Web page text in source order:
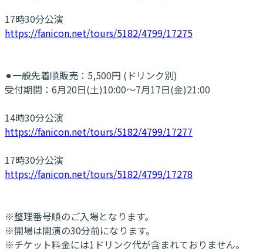
17時30分公演
https://fanicon.net/tours/5182/4799/17275
⚫︎一般先着順販売：5,500円 (ドリンク別)
受付期間：6月20日(土)10:00～7月17日(金)21:00
14時30分公演
https://fanicon.net/tours/5182/4799/17277
17時30分公演
https://fanicon.net/tours/5182/4799/17278
※整理番号順のご入場となります。
※開場は開演の30分前になります。
※チケット料金には1ドリンク代が含まれておりません。